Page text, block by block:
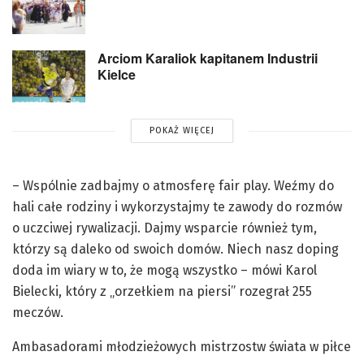
Arciom Karaliok kapitanem Industrii
Kielce
POKAŻ WIĘCEJ
– Wspólnie zadbajmy o atmosferę fair play. Weźmy do
hali całe rodziny i wykorzystajmy te zawody do rozmów
o uczciwej rywalizacji. Dajmy wsparcie również tym,
którzy są daleko od swoich domów. Niech nasz doping
doda im wiary w to, że mogą wszystko – mówi Karol
Bielecki, który z „orzełkiem na piersi” rozegrał 255
meczów.
Ambasadorami młodzieżowych mistrzostw świata w piłce